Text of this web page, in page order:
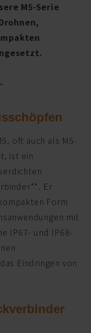
M5-Serie
oft auch als M5-
ist ein
Er
Form
mit
IP67- und IP68-
Eindringen von